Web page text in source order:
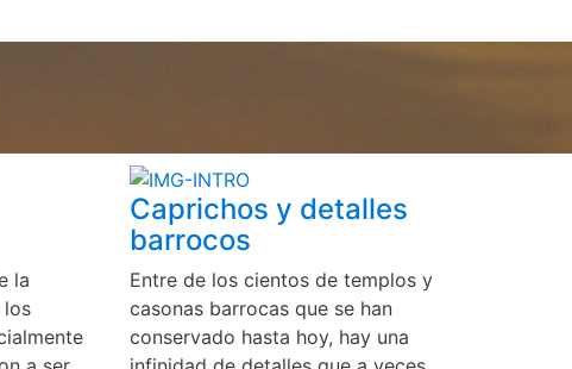
la
los
Caprichos y detalles
barrocos
Entre de los cientos de templos y
casonas barrocas que se han
conservado hasta hoy, hay una